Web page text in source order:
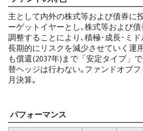
主として内外の株式等および債券に
ーゲットイヤーとし､株式等および
調整することにより､積極･成長･ミド
長期的にリスクを減少させていく運
も償還(2037年)まで「安定タイプ」
替ヘッジは行わない｡ファンドオブ
月決算｡
パフォーマンス